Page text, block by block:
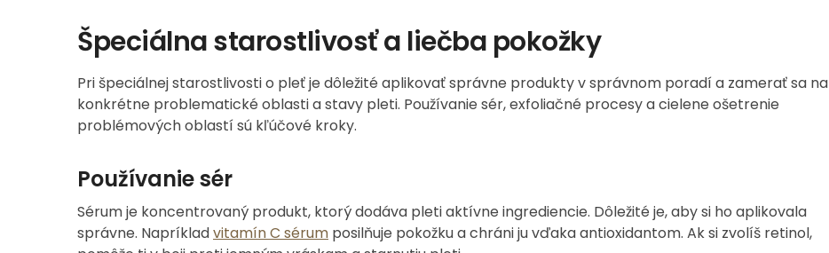
Špeciálna starostlivosť a liečba pokožky
Pri špeciálnej starostlivosti o pleť je dôležité aplikovať správne produkty v správnom poradí a zamerať sa na
konkrétne problematické oblasti a stavy pleti. Používanie sér, exfoliačné procesy a cielene ošetrenie
problémových oblastí sú kľúčové kroky.
Používanie sér
Sérum je koncentrovaný produkt, ktorý dodáva pleti aktívne ingrediencie. Dôležité je, aby si ho aplikovala
správne. Napríkladvitamín C sérum posilňuje pokožku a chráni ju vďaka antioxidantom. Ak si zvolíš retinol,